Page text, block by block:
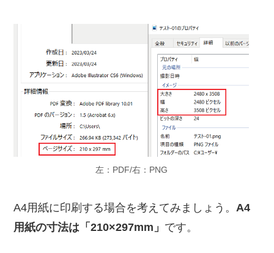
左：PDF/右：PNG
A4用紙に印刷する場合を考えてみましょう。A4
用紙の寸法は「210×297mm」 です。